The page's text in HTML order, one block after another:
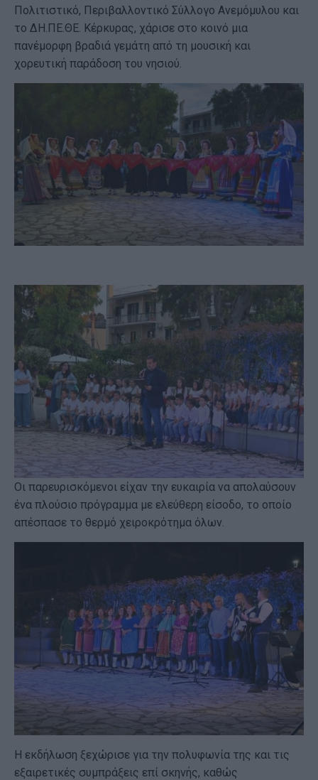
Πολιτιστικό, Περιβαλλοντικό Σύλλογο Ανεμόμυλου και
το ΔΗ.ΠΕ.ΘΕ. Κέρκυρας, χάρισε στο κοινό μια
πανέμορφη βραδιά γεμάτη από τη μουσική και
χορευτική παράδοση του νησιού.
Οι παρευρισκόμενοι είχαν την ευκαιρία να απολαύσουν
ένα πλούσιο πρόγραμμα με ελεύθερη είσοδο, το οποίο
απέσπασε το θερμό χειροκρότημα όλων.
Η εκδήλωση ξεχώρισε για την πολυφωνία της και τις
εξαιρετικές συμπράξεις επί σκηνής, καθώς